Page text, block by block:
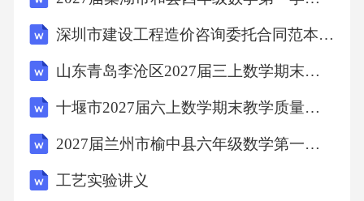
该资料由书利华教育网【www.ShuLiH】为您整
理提供请纪律委员发言，介绍怎样遵守纪律该
提供尊敬父母。尊敬老师。尊老爱幼。诚实守
信。虚心学习别人的长处和优点，不嫉妒别
深圳市建设工程造价咨询委托合同范本(范本)
山东青岛李沧区2027届三上数学期末复习检测试题含解析
十堰市2027届六上数学期末教学质量检测试题含解析
2027届兰州市榆中县六年级数学第一学期期末学业水平测试试题含解析
工艺实验讲义